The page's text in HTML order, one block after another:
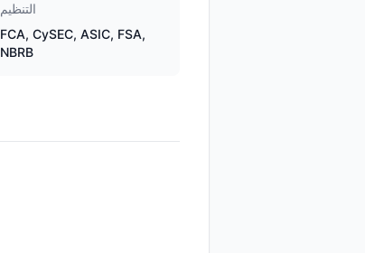
التنظيم
FCA, CySEC, ASIC, FSA,
NBRB